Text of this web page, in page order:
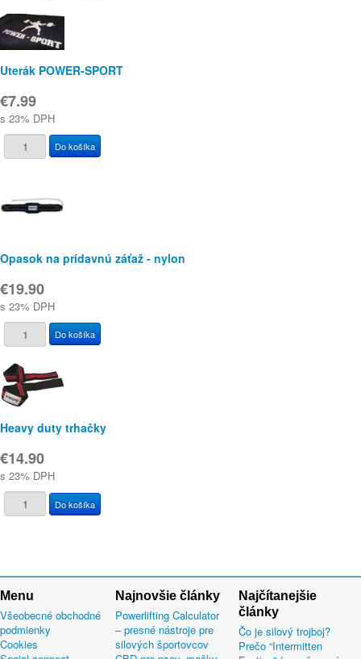
Uterák POWER-SPORT
€7.99
s 23% DPH
Opasok na prídavnú záťaž - nylon
€19.90
s 23% DPH
Heavy duty trhačky
€14.90
s 23% DPH
Menu
Všeobecné obchodné
podmienky
Cookies
Najnovšie články
Powerlifting Calculator
– presné nástroje pre
silových športovcov
Najčítanejšie
články
Čo je silový trojboj?
Prečo “Intermitten